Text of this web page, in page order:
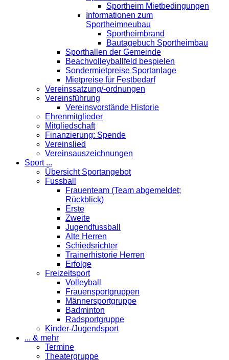
Sportheim Mietbedingungen
Informationen zum
Sportheimneubau
Sportheimbrand
Bautagebuch Sportheimbau
Sporthallen der Gemeinde
Beachvolleyballfeld bespielen
Sondermietpreise Sportanlage
Mietpreise für Festbedarf
Vereinssatzung/-ordnungen
Vereinsführung
Vereinsvorstände Historie
Ehrenmitglieder
Mitgliedschaft
Finanzierung: Spende
Vereinslied
Vereinsauszeichnungen
Sport ...
Übersicht Sportangebot
Fussball
Frauenteam (Team abgemeldet;
Rückblick)
Erste
Zweite
Jugendfussball
Alte Herren
Schiedsrichter
Trainerhistorie Herren
Erfolge
Freizeitsport
Volleyball
Frauensportgruppen
Männersportgruppe
Badminton
Radsportgruppe
Kinder-/Jugendsport
... & mehr
Termine
Theatergruppe